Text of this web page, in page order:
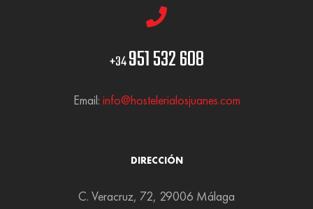
+34951 532 608
Email: info@hostelerialosjuanes.com
DIRECCIÓN
C. Veracruz, 72, 29006 Málaga